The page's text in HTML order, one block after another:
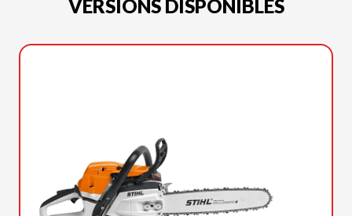
VERSIONS DISPONIBLES